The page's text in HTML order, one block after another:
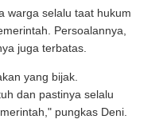
warga selalu taat hukum
Persoalannya,
juga terbatas.
yang bijak.
dan pastinya selalu
pungkas Deni.